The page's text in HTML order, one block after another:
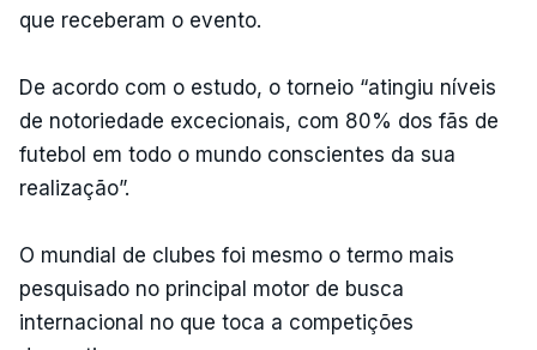
que receberam o evento.
De acordo com o estudo, o torneio “atingiu níveis
de notoriedade excecionais, com 80% dos fãs de
futebol em todo o mundo conscientes da sua
realização”.
O mundial de clubes foi mesmo o termo mais
pesquisado no principal motor de busca
internacional no que toca a competições